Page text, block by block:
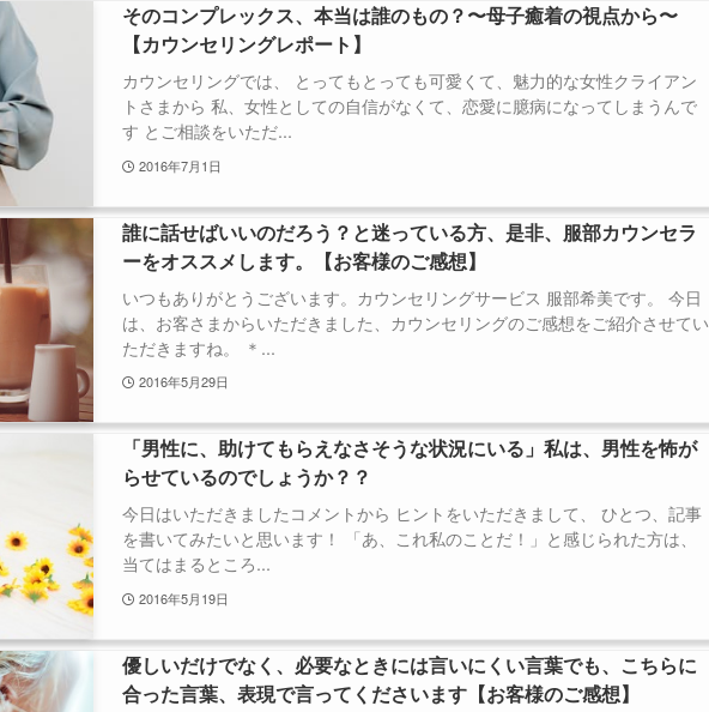
そのコンプレックス、本当は誰のもの？〜母子癒着の視点から〜
【カウンセリングレポート】
カウンセリングでは、 とってもとっても可愛くて、魅力的な女性クライアン
トさまから 私、女性としての自信がなくて、恋愛に臆病になってしまうんで
す とご相談をいただ...
2016年7月1日
誰に話せばいいのだろう？と迷っている方、是非、服部カウンセラ
ーをオススメします。【お客様のご感想】
いつもありがとうございます。カウンセリングサービス 服部希美です。 今日
は、お客さまからいただきました、カウンセリングのご感想をご紹介させてい
ただきますね。 ＊...
2016年5月29日
「男性に、助けてもらえなさそうな状況にいる」私は、男性を怖が
らせているのでしょうか？？
今日はいただきましたコメントから ヒントをいただきまして、 ひとつ、記事
を書いてみたいと思います！ 「あ、これ私のことだ！」と感じられた方は、
当てはまるところ...
2016年5月19日
優しいだけでなく、必要なときには言いにくい言葉でも、こちらに
合った言葉、表現で言ってくださいます【お客様のご感想】